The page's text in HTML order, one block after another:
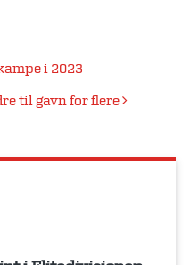
i 2023
til gavn for flere